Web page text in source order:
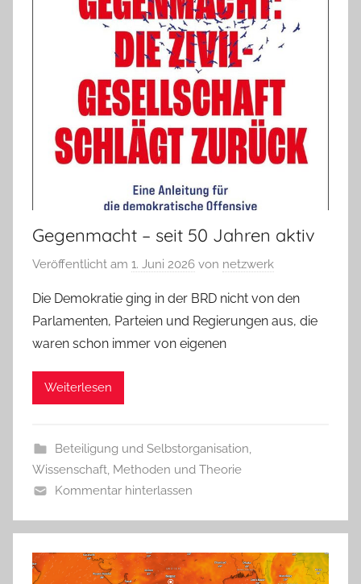
Gegenmacht – seit 50 Jahren aktiv
Veröffentlicht am 1. Juni 2026 von netzwerk
Die Demokratie ging in der BRD nicht von den
Parlamenten, Parteien und Regierungen aus, die
waren schon immer von eigenen
Weiterlesen
Beteiligung und Selbstorganisation,
Wissenschaft, Methoden und Theorie
Kommentar hinterlassen